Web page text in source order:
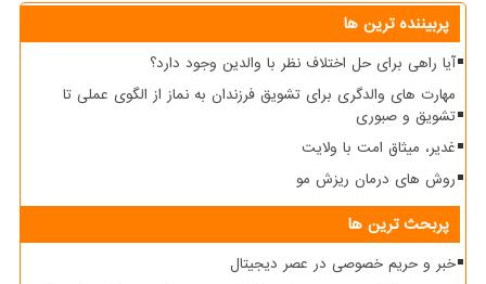
پربیننده ترین ها
آیا راهی برای حل اختلاف نظر با والدین وجود دارد؟
مهارت های والدگری برای تشویق فرزندان به نماز از الگوی عملی تا
تشویق و صبوری
غدیر، میثاق امت با ولایت
روش های درمان ریزش مو
پربحث ترین ها
خبر و حریم خصوصی در عصر دیجیتال